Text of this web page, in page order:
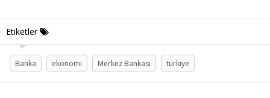
Etiketler
Banka ekonomi Merkez Bankası türkiye